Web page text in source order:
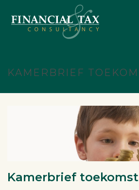
KAMERBRIEF
Kamerbrief